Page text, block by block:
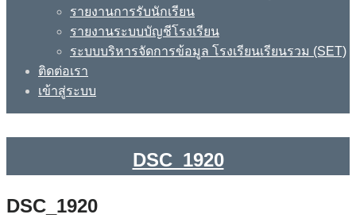
รายงานการรับนักเรียน
รายงานระบบบัญชีโรงเรียน
ระบบบริหารจัดการข้อมูล โรงเรียนเรียนรวม (SET)
ติดต่อเรา
เข้าสู่ระบบ
DSC_1920
DSC_1920